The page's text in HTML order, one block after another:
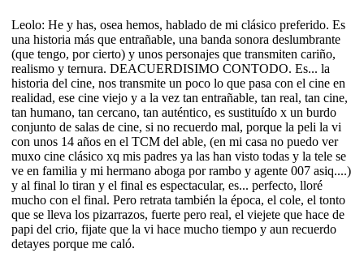
Leolo: He y has, osea hemos, hablado de mi clásico preferido. Es
una historia más que entrañable, una banda sonora deslumbrante
(que tengo, por cierto) y unos personajes que transmiten cariño,
realismo y ternura. DEACUERDISIMO CONTODO. Es... la
historia del cine, nos transmite un poco lo que pasa con el cine en
realidad, ese cine viejo y a la vez tan entrañable, tan real, tan cine,
tan humano, tan cercano, tan auténtico, es sustituído x un burdo
conjunto de salas de cine, si no recuerdo mal, porque la peli la vi
con unos 14 años en el TCM del able, (en mi casa no puedo ver
muxo cine clásico xq mis padres ya las han visto todas y la tele se
ve en familia y mi hermano aboga por rambo y agente 007 asiq....)
y al final lo tiran y el final es espectacular, es... perfecto, lloré
mucho con el final. Pero retrata también la época, el cole, el tonto
que se lleva los pizarrazos, fuerte pero real, el viejete que hace de
papi del crio, fijate que la vi hace mucho tiempo y aun recuerdo
detayes porque me caló.